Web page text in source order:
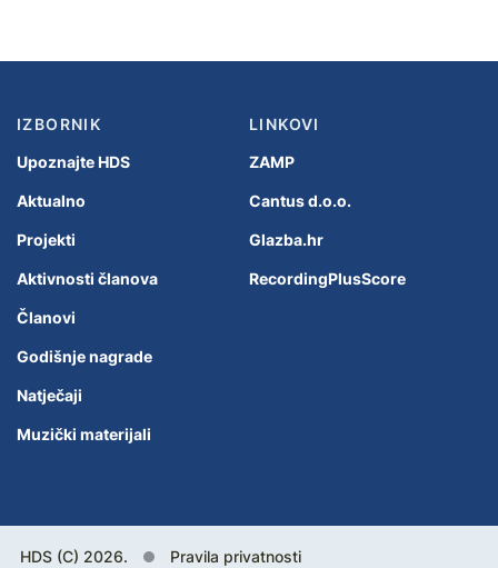
IZBORNIK
Upoznajte HDS
Aktualno
Projekti
Aktivnosti članova
Članovi
Godišnje nagrade
Natječaji
Muzički materijali
LINKOVI
ZAMP
Cantus d.o.o.
Glazba.hr
RecordingPlusScore
HDS (C) 2026. Pravila privatnosti